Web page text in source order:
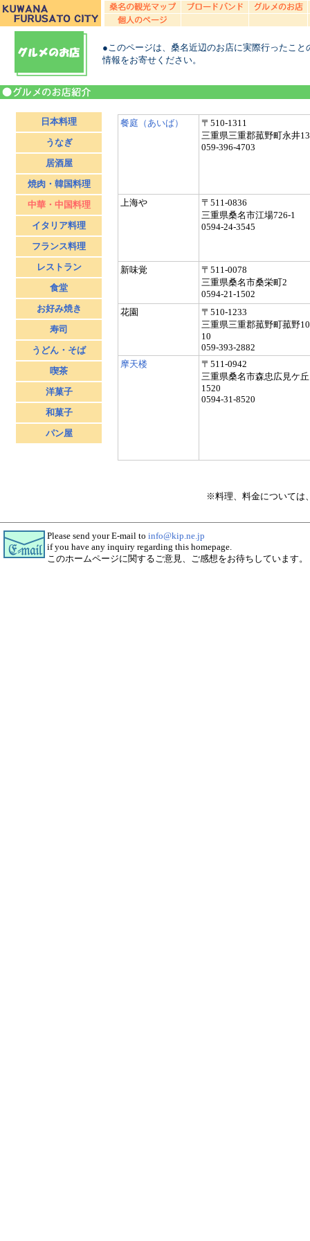
●このページは、桑名近辺のお店に実際行ったこ
情報をお寄せください。
日本料理
うなぎ
居酒屋
焼肉・韓国料理
中華・中国料理
イタリア料理
フランス料理
レストラン
食堂
お好み焼き
寿司
うどん・そば
喫茶
洋菓子
和菓子
パン屋
餐庭（あいば）
〒510-1311
三重県三重郡菰野町永井
059-396-4703
上海や
〒511-0836
三重県桑名市江場726-1
0594-24-3545
新味覚
〒511-0078
三重県桑名市桑栄町2
0594-21-1502
花園
〒510-1233
三重県三重郡菰野町菰野
10
059-393-2882
摩天楼
〒511-0942
三重県桑名市森忠広見ケ丘
1520
0594-31-8520
※料理、料金については
Please send your E-mail to info@kip.ne.jp
if you have any inquiry regarding this homepage.
このホームページに関するご意見、ご感想をお待ちしています。